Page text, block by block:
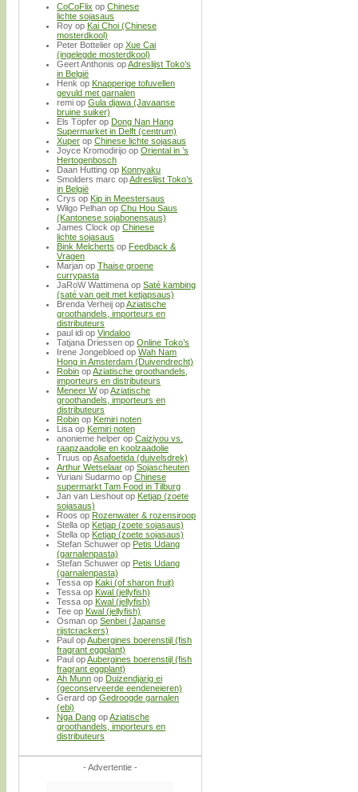
CoCoFlix op Chinese
lichte sojasaus
Roy op Kai Choi (Chinese
mosterdkool)
Peter Bottelier op Xue Cai
(ingelegde mosterdkool)
Geert Anthonis opAdreslijst Toko’s
in België
Henk op Knapperige tofuvellen
gevuld met garnalen
remi op Gula djawa (Javaanse
bruine suiker)
Els Töpfer op Dong Nan Hang
Supermarket in Delft (centrum)
Xuper op Chinese lichte sojasaus
Joyce Kromodirijo op Oriental in ’s
Hertogenbosch
Daan Hutting op Konnyaku
Smolders marc opAdreslijst Toko’s
in België
Crys op Kip in Meestersaus
Wilgo Pelhan op Chu Hou Saus
(Kantonese sojabonensaus)
James Clock op Chinese
lichte sojasaus
Bink Melcherts op Feedback &
Vragen
Marjan op Thaise groene
currypasta
JaRoW Wattimena op Saté kambing
(saté van geit met ketjapsaus)
Brenda Verheij opAziatische
groothandels, importeurs en
distributeurs
paul idi op Vindaloo
Tatjana Driessen op Online Toko’s
Irene Jongebloed op Wah Nam
Hong in Amsterdam (Duivendrecht)
Robin opAziatische groothandels,
importeurs en distributeurs
Meneer WopAziatische
groothandels, importeurs en
distributeurs
Robin op Kemiri noten
Lisa op Kemiri noten
anonieme helper op Caiziyou vs.
raapzaadolie en koolzaadolie
Truus opAsafoetida (duivelsdrek)
Arthur Wetselaar op Sojascheuten
Yuriani Sudarmo op Chinese
supermarkt Tam Food in Tilburg
Jan van Lieshout op Ketjap (zoete
sojasaus)
Roos op Rozenwater & rozensiroop
Stella op Ketjap (zoete sojasaus)
Stella op Ketjap (zoete sojasaus)
Stefan Schuwer op Petis Udang
(garnalenpasta)
Stefan Schuwer op Petis Udang
(garnalenpasta)
Tessa op Kaki (of sharon fruit)
Tessa op Kwal (jellyfish)
Tessa op Kwal (jellyfish)
Tee op Kwal (jellyfish)
Osman op Senbei (Japanse
rijstcrackers)
Paul opAubergines boerenstijl (fish
fragrant eggplant)
Paul opAubergines boerenstijl (fish
fragrant eggplant)
Ah Munn op Duizendjarig ei
(geconserveerde eendeneieren)
Gerard op Gedroogde garnalen
(ebi)
Nga Dang opAziatische
groothandels, importeurs en
distributeurs
- Advertentie -